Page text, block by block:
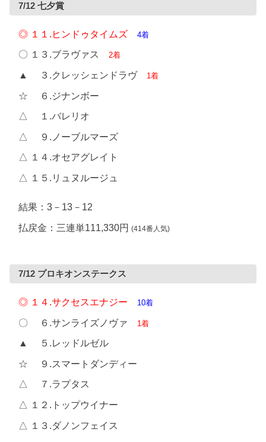
7/12 七夕賞
◎ １１.ヒンドゥタイムズ 4着
〇 １３.ブラヴァス2着
▲ ３.クレッシェンドラヴ 1着
☆ ６.ジナンボー
△ １.バレリオ
△ ９.ノーブルマーズ
△ １４.オセアグレイト
△ １５.リュヌルージュ
結果：3－13－12
払戻金：三連単111,330円(414番人気)
7/12 プロキオンステークス
◎ １４.サクセスエナジー 10着
〇 ６.サンライズノヴァ 1着
▲ ５.レッドルゼル
☆ ９.スマートダンディー
△ ７.ラプタス
△ １２.トップウイナー
△ １３.ダノンフェイス